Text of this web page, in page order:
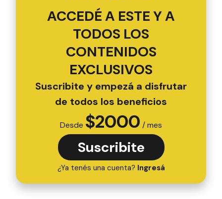
ACCEDÉ A ESTE Y A
TODOS LOS
CONTENIDOS
EXCLUSIVOS
Suscribite y empezá a disfrutar
de todos los beneficios
Desde $2000 / mes
Suscribite
¿Ya tenés una cuenta? Ingresá